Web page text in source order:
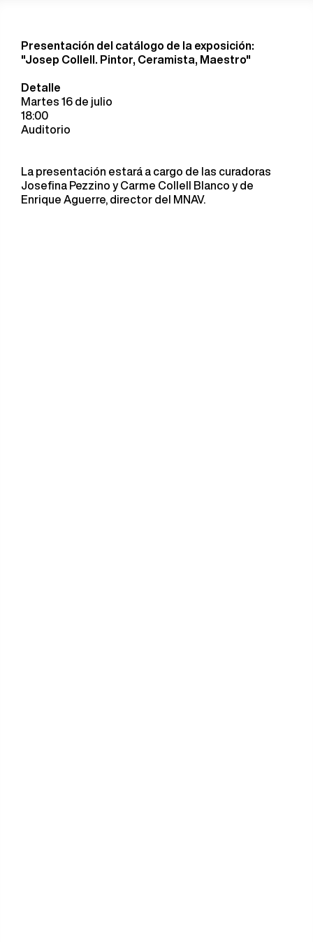
Presentación del catálogo de la exposición:
"Josep Collell. Pintor, Ceramista, Maestro"
Detalle
Martes 16 de julio
18:00
Auditorio
La presentación estará a cargo de las curadoras
Josefina Pezzino y Carme Collell Blanco y de
Enrique Aguerre, director del MNAV.